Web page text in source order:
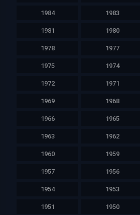
1984 1983
1981 1980
1978 1977
1975 1974
1972 1971
1969 1968
1966 1965
1963 1962
1960 1959
1957 1956
1954 1953
1951 1950